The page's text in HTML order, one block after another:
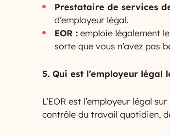
Prestataire de services
d’employeur légal.
EOR : emploie légalement
sorte que vous n’avez pas
5. Qui est l’employeur légal
L’EOR est l’employeur légal
contrôle du travail quotidien,